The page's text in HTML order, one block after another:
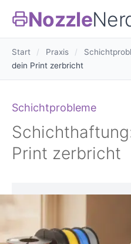
Nozzle
Start / Praxis /
dein Print zerbricht
Schichtprobleme
Print zerbricht